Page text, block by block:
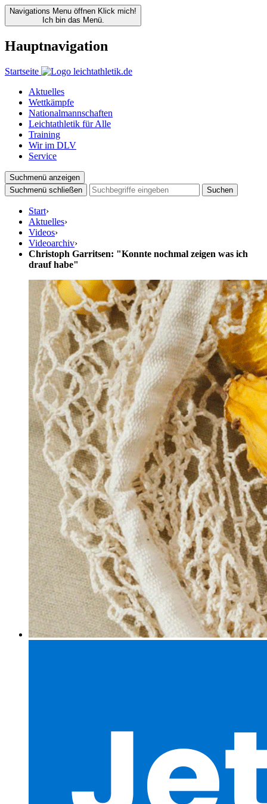
Navigations Menu öffnen Klick mich!
Ich bin das Menü.
Hauptnavigation
Startseite
Aktuelles
Wettkämpfe
Nationalmannschaften
Leichtathletik für Alle
Training
Wir im DLV
Service
Suchmenü anzeigen
Suchmenü schließen
Suchen
Start›
Aktuelles›
Videos›
Videoarchiv›
Christoph Garritsen: "Konnte nochmal zeigen was ich
drauf habe"